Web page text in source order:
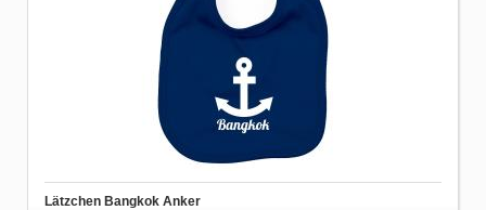
Lätzchen Bangkok Anker